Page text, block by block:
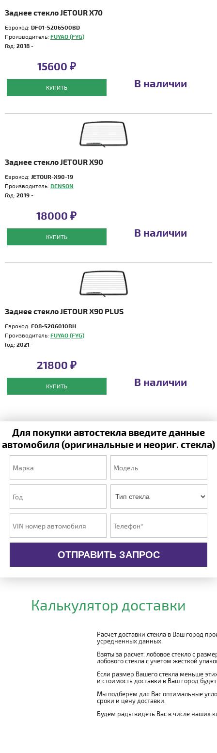
Заднее стекло JETOUR X70
Еврокод: DF01-5206500BD
Производитель: FUYAO (FYG)
Год: 2018 -
15600 ₽
КУПИТЬ В наличии
Заднее стекло JETOUR X90
Еврокод: JETOUR-X90-19
Производитель: BENSON
Год: 2019 -
18000 ₽
КУПИТЬ В наличии
Заднее стекло JETOUR X90 PLUS
Еврокод: F08-5206010BH
Производитель: FUYAO (FYG)
Год: 2021 -
21800 ₽
КУПИТЬ В наличии
Для покупки автостекла введите данные
автомобиля (оригинальные и неориг. стекла)
ОТПРАВИТЬ ЗАПРОС
Калькулятор доставки
Расчет доставки стекла в Ваш город
усредненных данных.
Взяты за расчет: лобовое стекло с
лобового стекла с учетом жесткой
Если размер Вашего стекла меньше
и стоимость доставки в Ваш город
Мы подберем для Вас оптимальные
сроки и цену доставки.
Будем рады видеть Вас в числе наших